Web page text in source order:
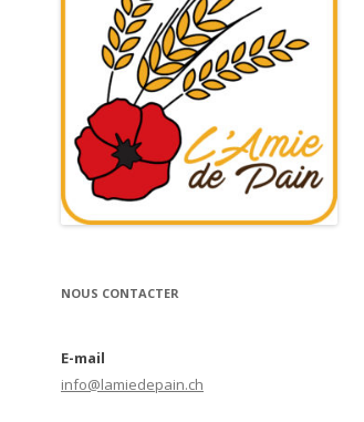
NOUS CONTACTER
E-mail
info@lamiedepain.ch